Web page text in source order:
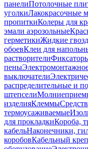
панелиПотолочные
уголкиЛакокрасочные
пропиткиКолеры для
эмали аэрозольные
герметикиЖидкие
обоевКлеи для
растворители
пены
выключатели
распределительные и
штепсели
изделияКлеммы
термоусаживаемые
для прокладкиКороба,
кабельНаконечники,
коробовКабельный